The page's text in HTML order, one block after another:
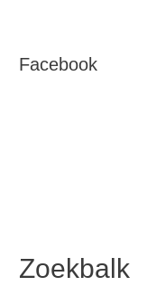
Facebook
Zoekbalk